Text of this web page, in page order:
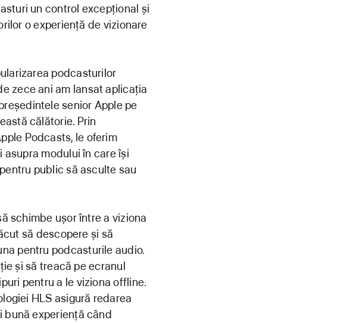
un control excepțional și
o experiență de vizionare
podcasturilor
zece ani am lansat aplicația
senior Apple pe
călătorie. Prin
Podcasts, le oferim
modului în care își
public să asculte sau
schimbe ușor între a viziona
să descopere și să
pentru podcasturile audio.
și să treacă pe ecranul
pentru a le viziona offline.
HLS asigură redarea
bună experiență când